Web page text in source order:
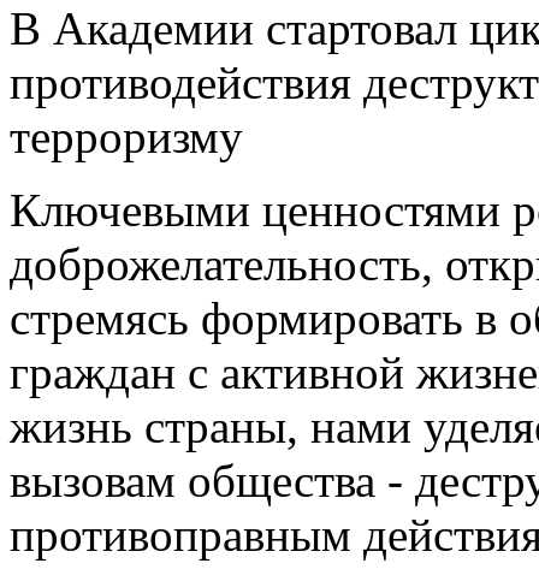
В Академии стартовал
противодействия
терроризму
Ключевыми ценностями
доброжелательность,
стремясь формировать в
граждан с активной
жизнь страны, нами
вызовам общества -
противоправным